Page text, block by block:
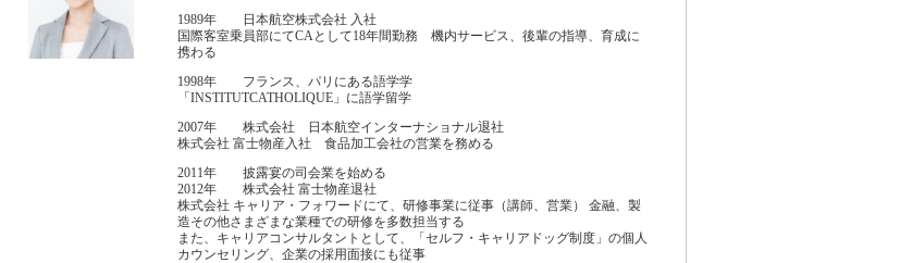
1989年 日本航空株式会社 入社
国際客室乗員部にてCAとして18年間勤務 機内サービス、後輩の指導、育成に
携わる
1998年 フランス、パリにある語学学
「INSTITUTCATHOLIQUE」に語学留学
2007年 株式会社 日本航空インターナショナル退社
株式会社 富士物産入社 食品加工会社の営業を務める
2011年 披露宴の司会業を始める
2012年 株式会社 富士物産退社
株式会社 キャリア・フォワードにて、研修事業に従事（講師、営業） 金融、製
造その他さまざまな業種での研修を多数担当する
また、キャリアコンサルタントとして、「セルフ・キャリアドッグ制度」の個人
カウンセリング、企業の採用面接にも従事